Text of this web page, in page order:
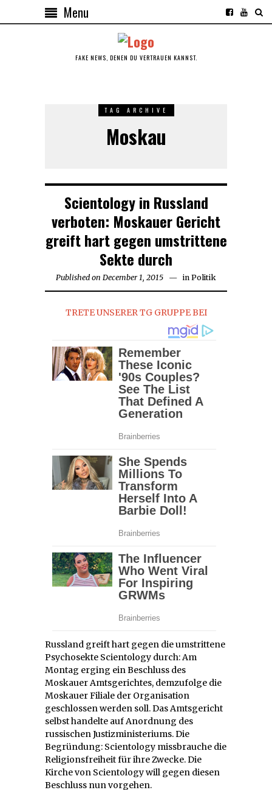
Menu
FAKE NEWS, DENEN DU VERTRAUEN KANNST.
TAG ARCHIVE
Moskau
Scientology in Russland
verboten: Moskauer Gericht
greift hart gegen umstrittene
Sekte durch
Published on December 1, 2015 Augustin Politik
TRETE UNSERER TG GRUPPE BEI
Russland greift hart gegen die umstrittene
Psychosekte Scientology durch: Am
Montag erging ein Beschluss des
Moskauer Amtsgerichtes, demzufolge die
Moskauer Filiale der Organisation
geschlossen werden soll. Das Amtsgericht
selbst handelte auf Anordnung des
russischen Justizministeriums. Die
Begründung: Scientology missbrauche die
Religionsfreiheit für ihre Zwecke. Die
Kirche von Scientology will gegen diesen
Beschluss nun vorgehen.